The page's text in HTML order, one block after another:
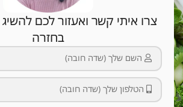
צרו איתי קשר ואעזור לכם
בחזרה